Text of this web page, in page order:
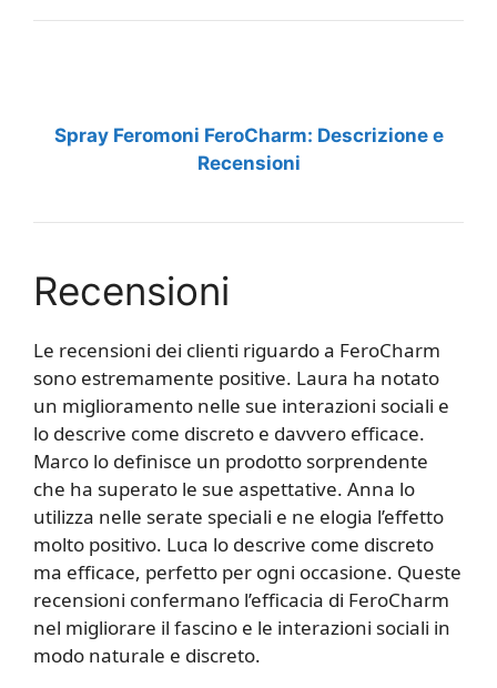
Spray Feromoni FeroCharm: Descrizione e
Recensioni
Recensioni
Le recensioni dei clienti riguardo a FeroCharm
sono estremamente positive. Laura ha notato
un miglioramento nelle sue interazioni sociali e
lo descrive come discreto e davvero efficace.
Marco lo definisce un prodotto sorprendente
che ha superato le sue aspettative. Anna lo
utilizza nelle serate speciali e ne elogia l’effetto
molto positivo. Luca lo descrive come discreto
ma efficace, perfetto per ogni occasione. Queste
recensioni confermano l’efficacia di FeroCharm
nel migliorare il fascino e le interazioni sociali in
modo naturale e discreto.